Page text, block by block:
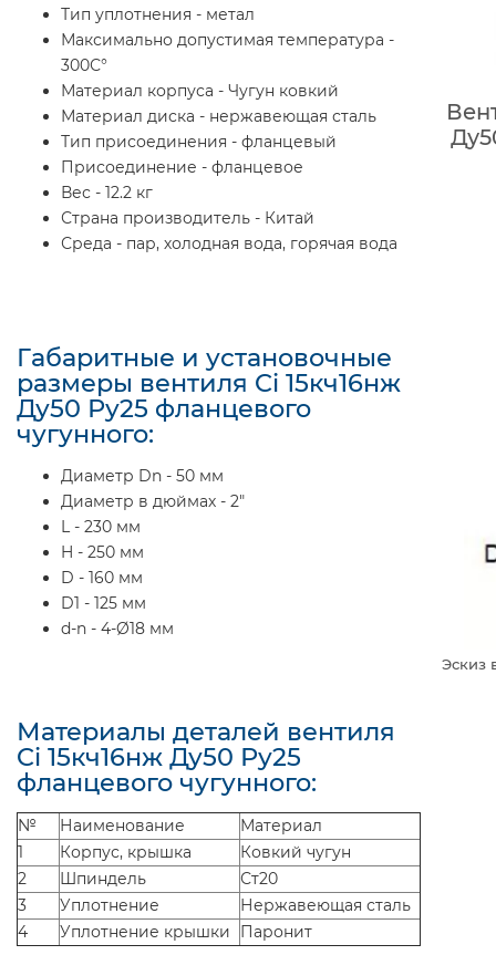
Тип уплотнения - метал
Максимально допустимая температура -
300С°
Материал корпуса - Чугун ковкий
Материал диска - нержавеющая сталь
Тип присоединения - фланцевый
Присоединение - фланцевое
Вес - 12.2 кг
Страна производитель - Китай
Среда - пар, холодная вода, горячая вода
Габаритные и установочные
размеры вентиля Ci 15кч16нж
Ду50 Ру25 фланцевого
чугунного:
Диаметр Dn - 50 мм
Диаметр в дюймах - 2"
L - 230 мм
H - 250 мм
D - 160 мм
D1 - 125 мм
d-n - 4-Ø18 мм
Материалы деталей вентиля
Ci 15кч16нж Ду50 Ру25
фланцевого чугунного:
№ Наименование
Материал
1
Корпус, крышка
Ковкий чугун
2
Шпиндель
Ст20
3
Уплотнение
Нержавеющая сталь
4
Уплотнение крышки Паронит
Эскиз